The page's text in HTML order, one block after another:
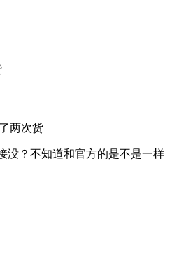
两次货
没？不知道和官方的是不是一样